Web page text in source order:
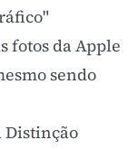
fotos da Apple
sendo
Distinção